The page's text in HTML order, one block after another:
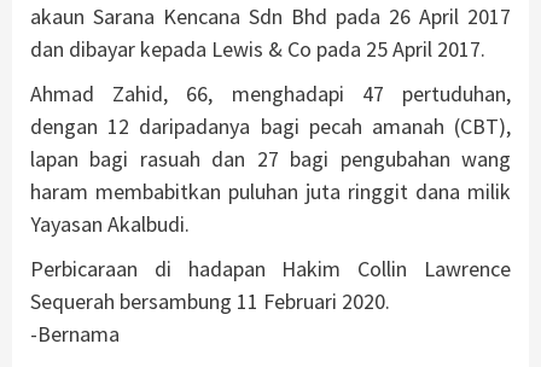
akaun Sarana Kencana Sdn Bhd pada 26 April 2017
dan dibayar kepada Lewis & Co pada 25 April 2017.
Ahmad Zahid, 66, menghadapi 47 pertuduhan,
dengan 12 daripadanya bagi pecah amanah (CBT),
lapan bagi rasuah dan 27 bagi pengubahan wang
haram membabitkan puluhan juta ringgit dana milik
Yayasan Akalbudi.
Perbicaraan di hadapan Hakim Collin Lawrence
Sequerah bersambung 11 Februari 2020.
-Bernama